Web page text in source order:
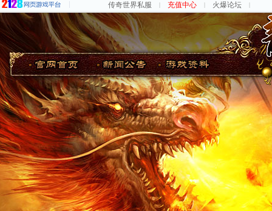
传奇世界私服 | 充值中心 | 火爆论坛 |